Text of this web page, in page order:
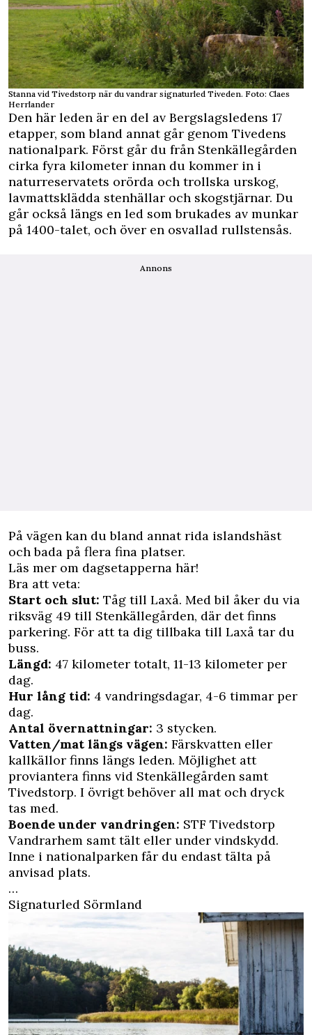
Stanna vid Tivedstorp när du vandrar signaturled Tiveden. Foto: Claes
Herrlander
Den här leden är en del av Bergslagsledens 17
etapper, som bland annat går genom Tivedens
nationalpark. Först går du från Stenkällegården
cirka fyra kilometer innan du kommer in i
naturreservatets orörda och trollska urskog,
lavmattsklädda stenhällar och skogstjärnar. Du
går också längs en led som brukades av munkar
på 1400-talet, och över en osvallad rullstensås.
Annons
På vägen kan du bland annat rida islandshäst
och bada på flera fina platser.
Läs mer om dagsetapperna här!
Bra att veta:
Start och slut: Tåg till Laxå. Med bil åker du via
riksväg 49 till Stenkällegården, där det finns
parkering. För att ta dig tillbaka till Laxå tar du
buss.
Längd: 47 kilometer totalt, 11-13 kilometer per
dag.
Hur lång tid: 4 vandringsdagar, 4-6 timmar per
dag.
Antal övernattningar: 3 stycken.
Vatten/mat längs vägen: Färskvatten eller
kallkällor finns längs leden. Möjlighet att
proviantera finns vid Stenkällegården samt
Tivedstorp. I övrigt behöver all mat och dryck
tas med.
Boende under vandringen: STF Tivedstorp
Vandrarhem samt tält eller under vindskydd.
Inne i nationalparken får du endast tälta på
anvisad plats.
…
Signaturled Sörmland